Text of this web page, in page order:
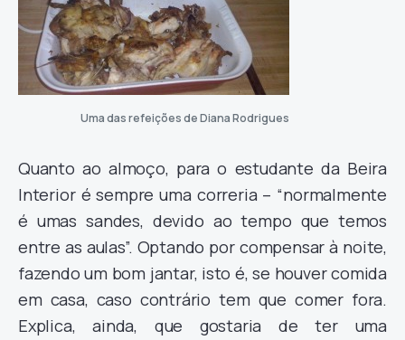
Uma das refeições de Diana Rodrigues
Quanto ao almoço, para o estudante da Beira
Interior é sempre uma correria – “normalmente
é umas sandes, devido ao tempo que temos
entre as aulas”. Optando por compensar à noite,
fazendo um bom jantar, isto é, se houver comida
em casa, caso contrário tem que comer fora.
Explica, ainda, que gostaria de ter uma